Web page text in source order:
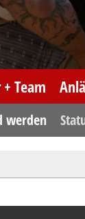
Team
werden